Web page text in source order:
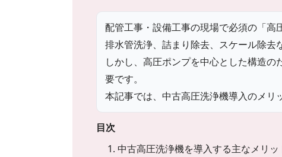
配管工事・設備工事の現場で必須の「高
排水管洗浄、詰まり除去、スケール除去
しかし、高圧ポンプを中心とした構造
要です。
本記事では、中古高圧洗浄機導入のメリ
目次
1. 中古高圧洗浄機を導入する主なメリッ